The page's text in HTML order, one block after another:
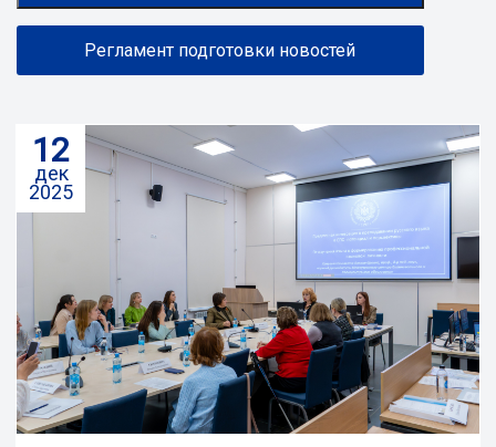
12
дек
2025
Регламент подготовки новостей